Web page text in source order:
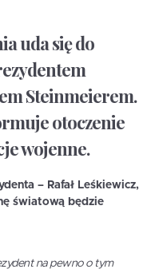
uda się do
Steinmeierem.
otoczenie
wojenne.
– Rafał Leśkiewicz,
światową będzie
na pewno o tym